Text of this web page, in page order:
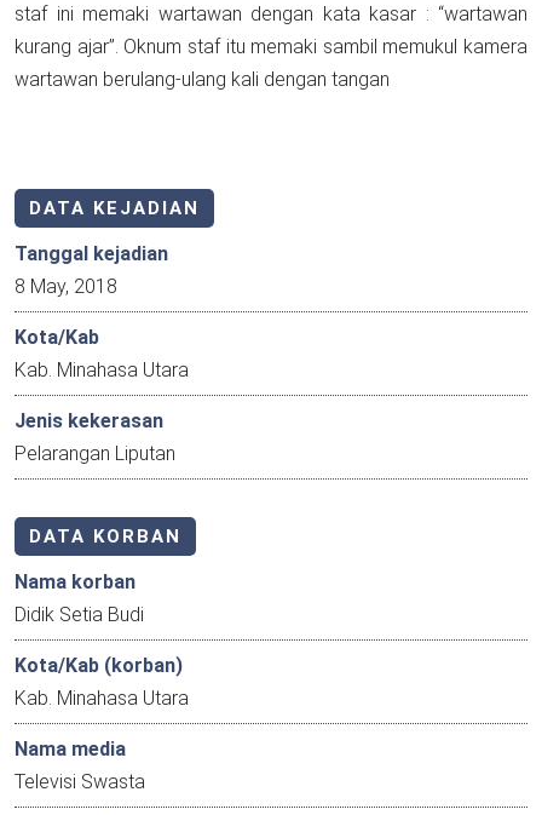
staf ini memaki wartawan dengan kata kasar : “wartawan
kurang ajar”. Oknum staf itu memaki sambil memukul kamera
wartawan berulang-ulang kali dengan tangan
DATA KEJADIAN
Tanggal kejadian
8 May, 2018
Kota/Kab
Kab. Minahasa Utara
Jenis kekerasan
Pelarangan Liputan
DATA KORBAN
Nama korban
Didik Setia Budi
Kota/Kab (korban)
Kab. Minahasa Utara
Nama media
Televisi Swasta